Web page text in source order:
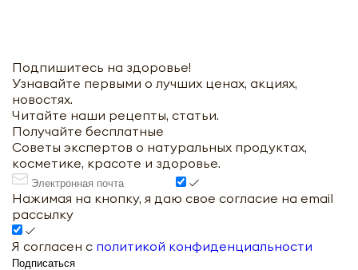
Подпишитесь на здоровье!
Узнавайте первыми о лучших ценах, акциях,
новостях.
Читайте наши рецепты, статьи.
Получайте бесплатные
Советы экспертов о натуральных продуктах,
косметике, красоте и здоровье.
Нажимая на кнопку, я даю свое согласие на email
рассылку
Я согласен с политикой конфиденциальности
Подписаться